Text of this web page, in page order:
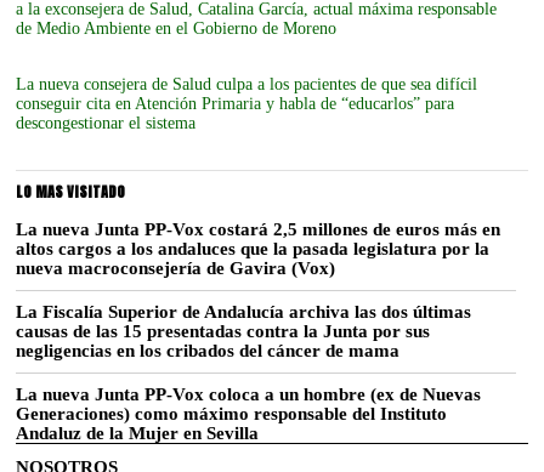
a la exconsejera de Salud, Catalina García, actual máxima responsable
de Medio Ambiente en el Gobierno de Moreno
La nueva consejera de Salud culpa a los pacientes de que sea difícil
conseguir cita en Atención Primaria y habla de “educarlos” para
descongestionar el sistema
LO MAS VISITADO
La nueva Junta PP-Vox costará 2,5 millones de euros más en
altos cargos a los andaluces que la pasada legislatura por la
nueva macroconsejería de Gavira (Vox)
La Fiscalía Superior de Andalucía archiva las dos últimas
causas de las 15 presentadas contra la Junta por sus
negligencias en los cribados del cáncer de mama
La nueva Junta PP-Vox coloca a un hombre (ex de Nuevas
Generaciones) como máximo responsable del Instituto
Andaluz de la Mujer en Sevilla
NOSOTROS